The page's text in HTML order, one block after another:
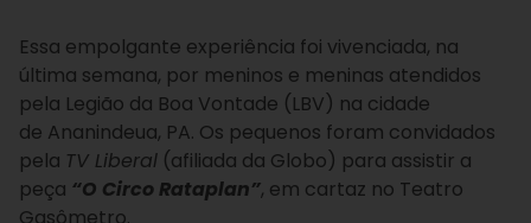
Essa empolgante experiência foi vivenciada, na
última semana, por meninos e meninas atendidos
pela Legião da Boa Vontade (LBV) na cidade
de Ananindeua, PA. Os pequenos foram convidados
pela TV Liberal (afiliada da Globo) para assistir a
peça “O Circo Rataplan”, em cartaz no Teatro